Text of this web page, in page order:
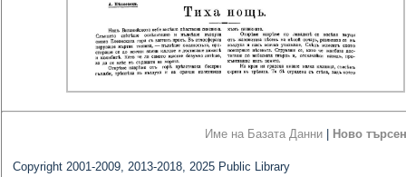
Име на Базата Данни Ново
Copyright 2001-2009, 2013-2018, 2025 Public Library